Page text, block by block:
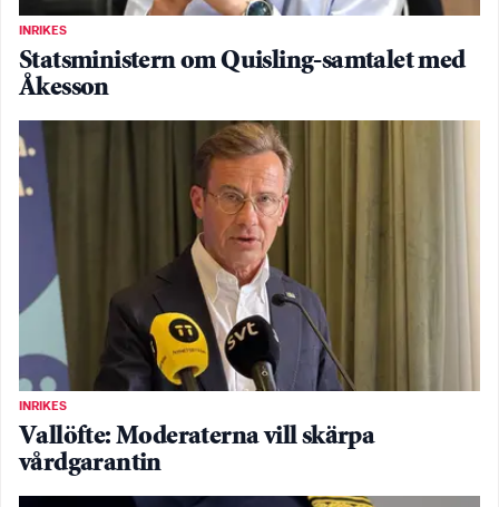
INRIKES
Statsministern om Quisling-samtalet med
Åkesson
INRIKES
Vallöfte: Moderaterna vill skärpa
vårdgarantin